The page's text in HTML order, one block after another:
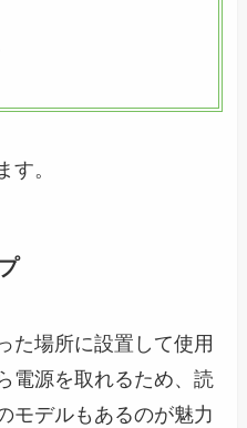
す。
た場所に設置して使用
電源を取れるため、読
モデルもあるのが魅力